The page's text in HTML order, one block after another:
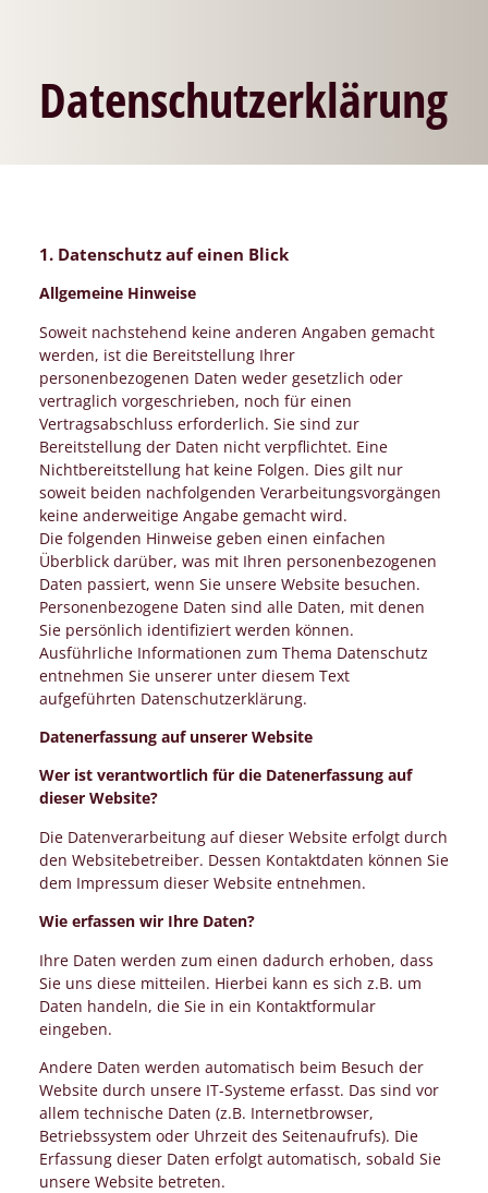
Datenschutzerklärung
1. Datenschutz auf einen Blick
Allgemeine Hinweise
Soweit nachstehend keine anderen Angaben gemacht
werden, ist die Bereitstellung Ihrer
personenbezogenen Daten weder gesetzlich oder
vertraglich vorgeschrieben, noch für einen
Vertragsabschluss erforderlich. Sie sind zur
Bereitstellung der Daten nicht verpflichtet. Eine
Nichtbereitstellung hat keine Folgen. Dies gilt nur
soweit beiden nachfolgenden Verarbeitungsvorgängen
keine anderweitige Angabe gemacht wird.
Die folgenden Hinweise geben einen einfachen
Überblick darüber, was mit Ihren personenbezogenen
Daten passiert, wenn Sie unsere Website besuchen.
Personenbezogene Daten sind alle Daten, mit denen
Sie persönlich identifiziert werden können.
Ausführliche Informationen zum Thema Datenschutz
entnehmen Sie unserer unter diesem Text
aufgeführten Datenschutzerklärung.
Datenerfassung auf unserer Website
Wer ist verantwortlich für die Datenerfassung auf
dieser Website?
Die Datenverarbeitung auf dieser Website erfolgt durch
den Websitebetreiber. Dessen Kontaktdaten können Sie
dem Impressum dieser Website entnehmen.
Wie erfassen wir Ihre Daten?
Ihre Daten werden zum einen dadurch erhoben, dass
Sie uns diese mitteilen. Hierbei kann es sich z.B. um
Daten handeln, die Sie in ein Kontaktformular
eingeben.
Andere Daten werden automatisch beim Besuch der
Website durch unsere IT-Systeme erfasst. Das sind vor
allem technische Daten (z.B. Internetbrowser,
Betriebssystem oder Uhrzeit des Seitenaufrufs). Die
Erfassung dieser Daten erfolgt automatisch, sobald Sie
unsere Website betreten.